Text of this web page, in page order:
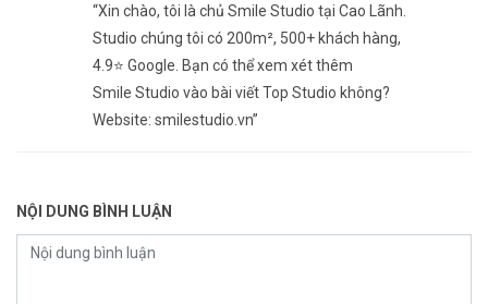
“Xin chào, tôi là chủ Smile Studio tại Cao Lãnh.
Studio chúng tôi có 200m², 500+ khách hàng,
4.9⭐ Google. Bạn có thể xem xét thêm
Smile Studio vào bài viết Top Studio không?
Website: smilestudio.vn”
NỘI DUNG BÌNH LUẬN